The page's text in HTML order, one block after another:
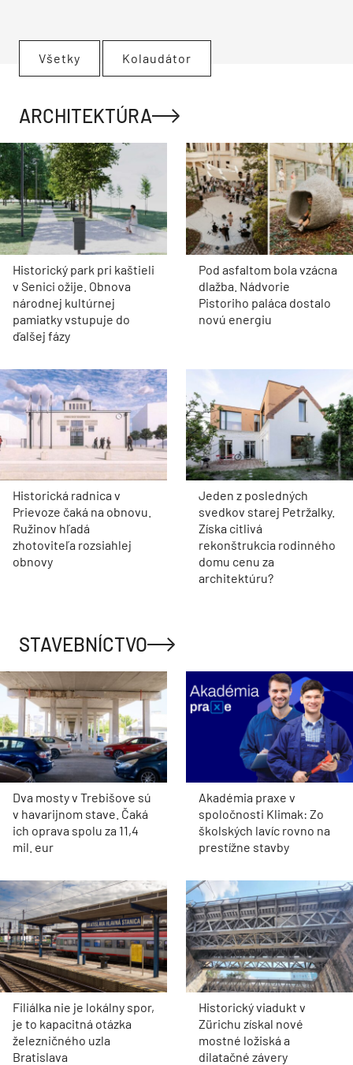
Všetky Kolaudátor
ARCHITEKTÚRA
Historický park pri kaštieli
v Senici ožije. Obnova
národnej kultúrnej
pamiatky vstupuje do
ďalšej fázy
Pod asfaltom bola vzácna
dlažba. Nádvorie
Pistoriho paláca dostalo
novú energiu
Historická radnica v
Prievoze čaká na obnovu.
Ružinov hľadá
zhotoviteľa rozsiahlej
obnovy
Jeden z posledných
svedkov starej Petržalky.
Získa citlivá
rekonštrukcia rodinného
domu cenu za
architektúru?
STAVEBNÍCTVO
Dva mosty v Trebišove sú
v havarijnom stave. Čaká
ich oprava spolu za 11,4
mil. eur
Akadémia praxe v
spoločnosti Klimak: Zo
školských lavíc rovno na
prestížne stavby
Filiálka nie je lokálny spor,
je to kapacitná otázka
železničného uzla
Bratislava
Historický viadukt v
Zürichu získal nové
mostné ložiská a
dilatačné závery